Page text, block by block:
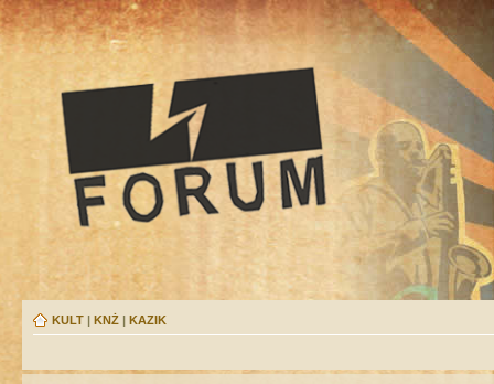
KULT | KNŻ | KAZIK